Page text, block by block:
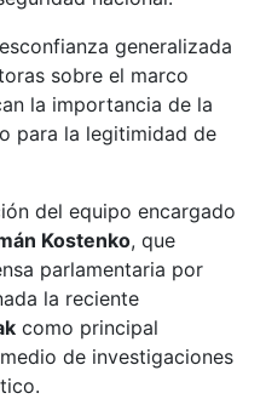
generalizada
sobre el marco
la importancia de la
para la legitimidad de
del equipo encargado
Kostenko, que
parlamentaria por
la reciente
como principal
de investigaciones